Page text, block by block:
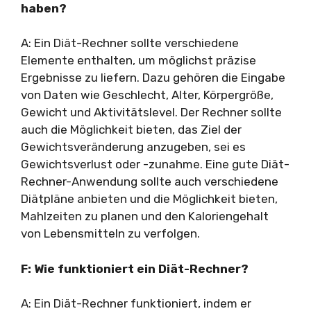
haben?
A: Ein Diät-Rechner sollte verschiedene
Elemente enthalten, um möglichst präzise
Ergebnisse zu liefern. Dazu gehören die Eingabe
von Daten wie Geschlecht, Alter, Körpergröße,
Gewicht und Aktivitätslevel. Der Rechner sollte
auch die Möglichkeit bieten, das Ziel der
Gewichtsveränderung anzugeben, sei es
Gewichtsverlust oder -zunahme. Eine gute Diät-
Rechner-Anwendung sollte auch verschiedene
Diätpläne anbieten und die Möglichkeit bieten,
Mahlzeiten zu planen und den Kaloriengehalt
von Lebensmitteln zu verfolgen.
F: Wie funktioniert ein Diät-Rechner?
A: Ein Diät-Rechner funktioniert, indem er